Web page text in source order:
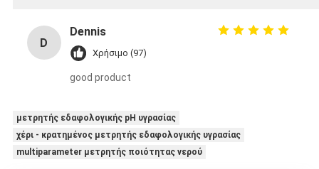
D
Dennis
Χρήσιμο (97)
good product
μετρητής εδαφολογικής pH υγρασίας
χέρι - κρατημένος μετρητής εδαφολογικής υγρασίας
multiparameter μετρητής ποιότητας νερού